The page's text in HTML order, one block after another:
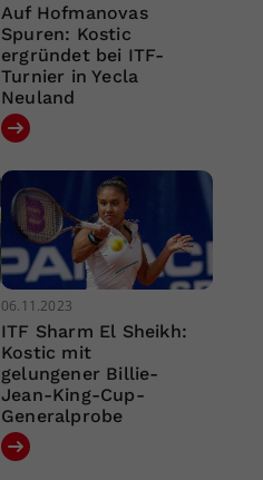
Auf Hofmanovas
Spuren: Kostic
ergründet bei ITF-
Turnier in Yecla
Neuland
06.11.2023
ITF Sharm El Sheikh:
Kostic mit
gelungener Billie-
Jean-King-Cup-
Generalprobe